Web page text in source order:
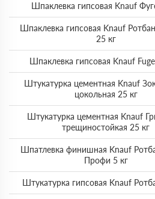
Шпаклевка гипсовая Knauf
Шпаклевка гипсовая Knauf
25 кг
Шпаклевка гипсовая Knauf
Штукатурка цементная Knauf
цокольная 25 кг
Штукатурка цементная Knauf
трещиностойкая 25 кг
Шпатлевка финишная Knauf
Профи 5 кг
Штукатурка гипсовая Knauf